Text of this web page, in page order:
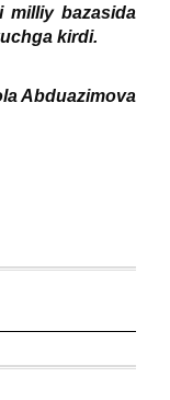
milliy bazasida
kirdi.
Abduazimova